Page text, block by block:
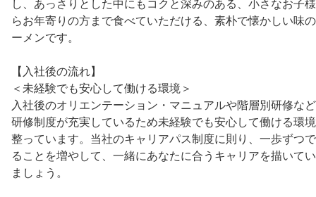
し、あっさりとした中にもコクと深みのある、小さなお子
らお年寄りの方まで食べていただける、素朴で懐かしい味
ーメンです。
【入社後の流れ】
＜未経験でも安心して働ける環境＞
入社後のオリエンテーション・マニュアルや階層別研修な
研修制度が充実しているため未経験でも安心して働ける環
整っています。当社のキャリアパス制度に則り、一歩ずつ
ることを増やして、一緒にあなたに合うキャリアを描いて
ましょう。